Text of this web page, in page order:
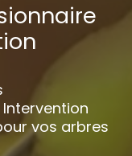
vos arbres